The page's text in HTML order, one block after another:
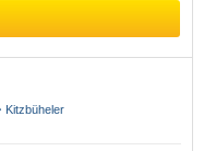
Kitzbüheler